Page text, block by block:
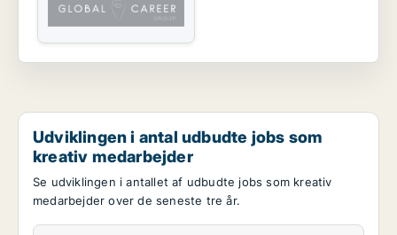
Udviklingen i antal udbudte jobs som
kreativ medarbejder
Se udviklingen i antallet af udbudte jobs som kreativ
medarbejder over de seneste tre år.